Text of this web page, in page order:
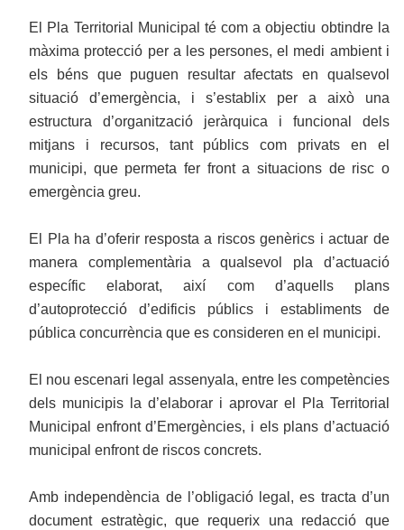
El Pla Territorial Municipal té com a objectiu obtindre la
màxima protecció per a les persones, el medi ambient i
els béns que puguen resultar afectats en qualsevol
situació d’emergència, i s’establix per a això una
estructura d’organització jeràrquica i funcional dels
mitjans i recursos, tant públics com privats en el
municipi, que permeta fer front a situacions de risc o
emergència greu.
El Pla ha d’oferir resposta a riscos genèrics i actuar de
manera complementària a qualsevol pla d’actuació
específic elaborat, així com d’aquells plans
d’autoprotecció d’edificis públics i establiments de
pública concurrència que es consideren en el municipi.
El nou escenari legal assenyala, entre les competències
dels municipis la d’elaborar i aprovar el Pla Territorial
Municipal enfront d’Emergències, i els plans d’actuació
municipal enfront de riscos concrets.
Amb independència de l’obligació legal, es tracta d’un
document estratègic, que requerix una redacció que